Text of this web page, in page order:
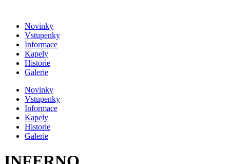
obsahuNovinky
Vstupenky
Informace
Kapely
Historie
Galerie
Novinky
Vstupenky
Informace
Kapely
Historie
Galerie